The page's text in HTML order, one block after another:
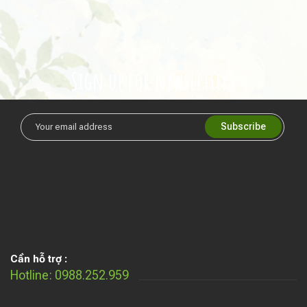
Sign up for newsletters
Cần hỗ trợ :
Hotline: 0988.252.959